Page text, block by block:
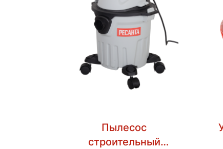
Пылесос
строительный